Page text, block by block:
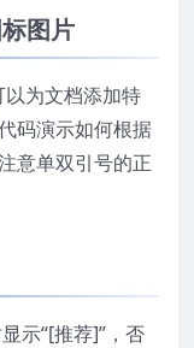
图片
为文档添加特
码演示如何根据
意单双引号的正
示“[推荐]”，否